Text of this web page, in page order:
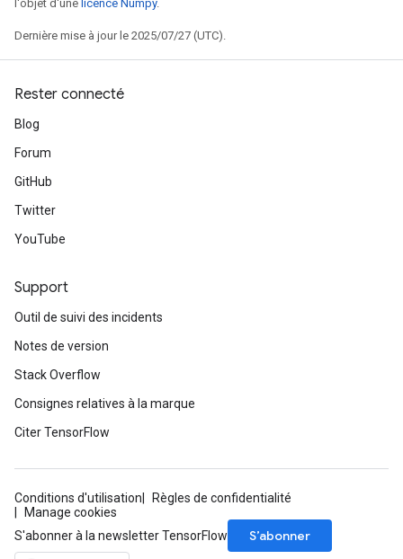
l'objet d'une licence Numpy.
Dernière mise à jour le 2025/07/27 (UTC).
Rester connecté
Blog
Forum
GitHub
Twitter
YouTube
Support
Outil de suivi des incidents
Notes de version
Stack Overflow
Consignes relatives à la marque
Citer TensorFlow
Conditions d'utilisation
Règles de confidentialité
Manage cookies
S'abonner à la newsletter TensorFlow
S’abonner